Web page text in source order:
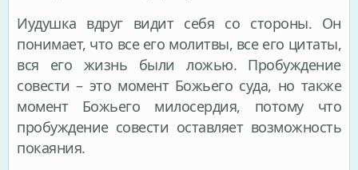
Иудушка вдруг видит себя со стороны. Он
понимает, что все его молитвы, все его цитаты,
вся его жизнь были ложью. Пробуждение
совести – это момент Божьего суда, но также
момент Божьего милосердия, потому что
пробуждение совести оставляет возможность
покаяния.